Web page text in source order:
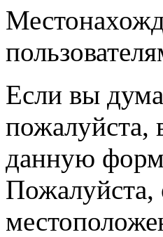
+
−
Если вы
пожалуйста,
данную
Пожалуйста,